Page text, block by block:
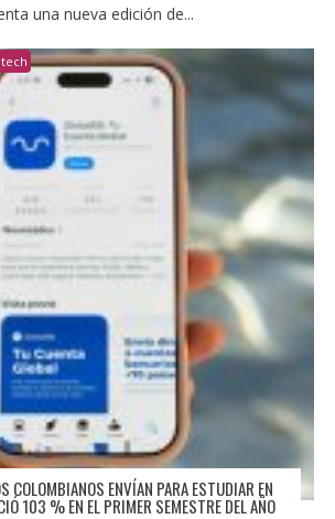
una nueva edición de...
COLOMBIANOS ENVÍAN PARA ESTUDIAR EN
103 % EN EL PRIMER SEMESTRE DEL AÑO